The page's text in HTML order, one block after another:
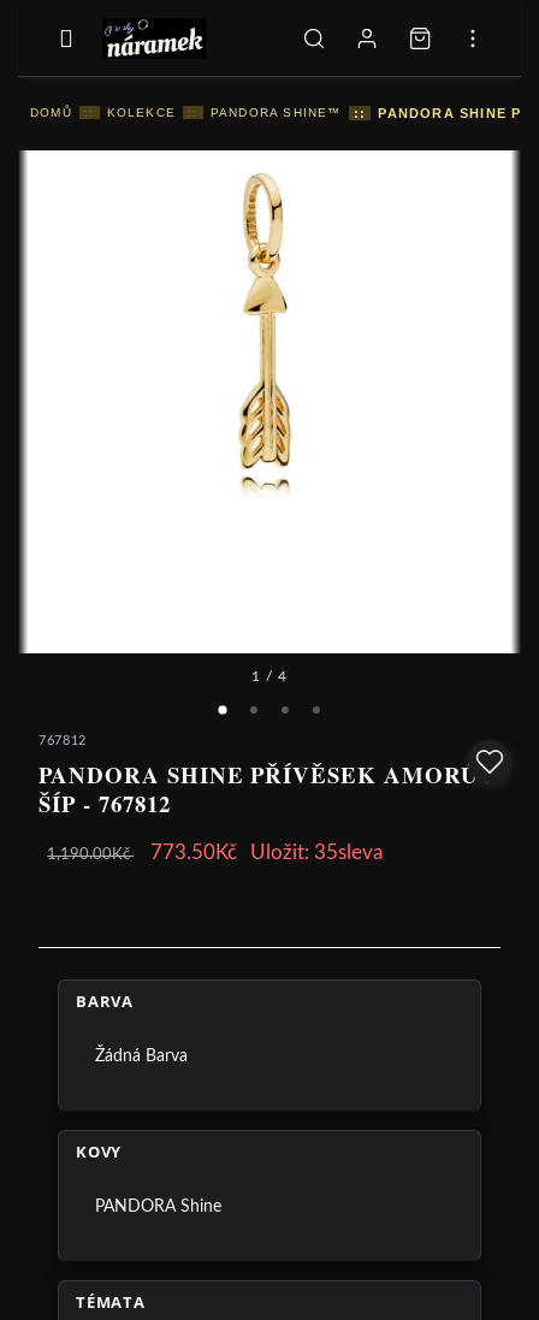
DOMŮ :: KOLEKCE :: PANDORA SHINE™ :: PANDORA SHINE
1 / 4
767812
PANDORA SHINE PŘÍVĚSEK AMORŮV
ŠÍP - 767812
1,190.00Kč 773.50Kč Uložit: 35sleva
BARVA
Žádná Barva
KOVY
PANDORA Shine
TÉMATA